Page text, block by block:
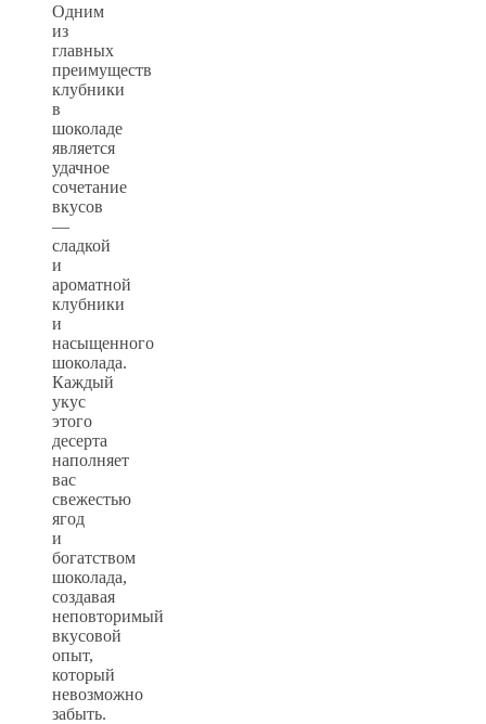
Одним
из
главных
преимуществ
клубники
в
шоколаде
является
удачное
сочетание
вкусов
—
сладкой
и
ароматной
клубники
и
насыщенного
шоколада.
Каждый
укус
этого
десерта
наполняет
вас
свежестью
ягод
и
богатством
шоколада,
создавая
неповторимый
вкусовой
опыт,
который
невозможно
забыть.